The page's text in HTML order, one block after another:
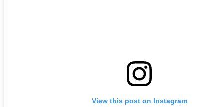
View this post on Instagram